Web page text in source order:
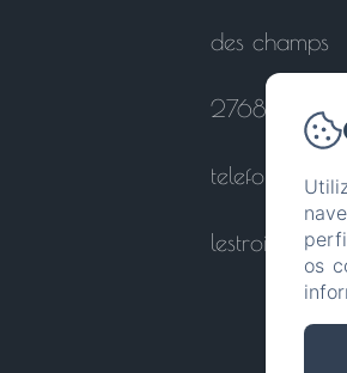
des champs
27680 - Le
telefone:
os